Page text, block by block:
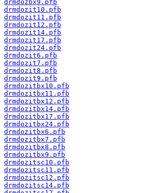
drmdozbx9.pfb
drmdozit10.pfb
drmdozit11.pfb
drmdozit12.pfb
drmdozit14.pfb
drmdozit17.pfb
drmdozit24.pfb
drmdozit6.pfb
drmdozit7.pfb
drmdozit8.pfb
drmdozit9.pfb
drmdozitbx10.pfb
drmdozitbx11.pfb
drmdozitbx12.pfb
drmdozitbx14.pfb
drmdozitbx17.pfb
drmdozitbx24.pfb
drmdozitbx6.pfb
drmdozitbx7.pfb
drmdozitbx8.pfb
drmdozitbx9.pfb
drmdozitsc10.pfb
drmdozitsc11.pfb
drmdozitsc12.pfb
drmdozitsc14.pfb